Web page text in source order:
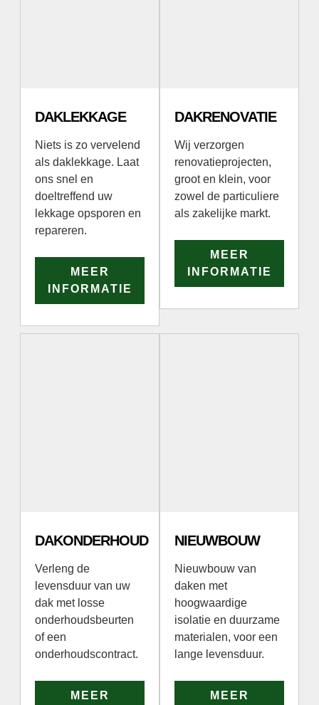
DAKLEKKAGE
Niets is zo vervelend
als daklekkage. Laat
ons snel en
doeltreffend uw
lekkage opsporen en
repareren.
MEER
INFORMATIE
DAKRENOVATIE
Wij verzorgen
renovatieprojecten,
groot en klein, voor
zowel de particuliere
als zakelijke markt.
MEER
INFORMATIE
DAKONDERHOUD
Verleng de
levensduur van uw
dak met losse
onderhoudsbeurten
of een
onderhoudscontract.
MEER
NIEUWBOUW
Nieuwbouw van
daken met
hoogwaardige
isolatie en duurzame
materialen, voor een
lange levensduur.
MEER